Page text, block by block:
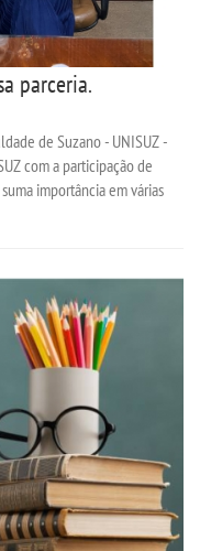
parceria.
de Suzano - UNISUZ -
com a participação de
importância em várias